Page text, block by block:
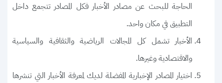
الحاجة للبحث عن مصادر الأخبار فكل المصادر تتجمع داخل
التطبيق في مكان واحد.
الأخبار تشمل كل المجالات الرياضية والثقافية والسياسية
والاقتصادية وغيرها.
اختيار المصادر الإخبارية المفضلة لديك لمعرفة الأخبار التي تنشرها